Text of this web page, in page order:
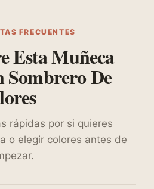
FRECUENTES
Esta Muñeca
De
rápidas por si quieres
o elegir colores antes de